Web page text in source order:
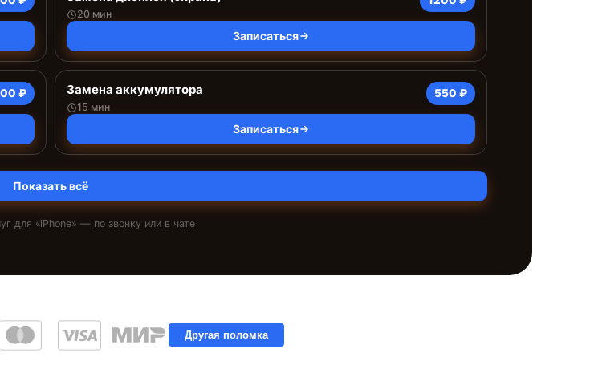
20 мин
Записаться
₽ Замена аккумулятора
15 мин
550 ₽
Записаться
Показать всё
для «iPhone» — по звонку или в чате
Другая поломка